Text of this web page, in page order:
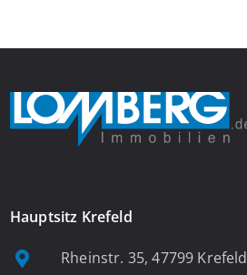
Hauptsitz Krefeld
Rheinstr. 35, 47799 Krefeld